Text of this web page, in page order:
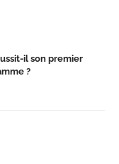
il son premier
?